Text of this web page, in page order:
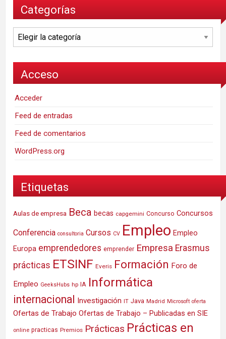
Categorías
Categorías
Acceso
Acceder
Feed de entradas
Feed de comentarios
WordPress.org
Etiquetas
Aulas de empresa Beca becas capgemini Concurso Concursos
Conferencia consultoria Cursos CV Empleo Empleo
Europa emprendedores emprender Empresa Erasmus
prácticas ETSINF Everis Formación Foro de
Empleo GeeksHubs hp IA Informática
internacional Investigación IT Java Madrid Microsoft oferta
Ofertas de Trabajo Ofertas de Trabajo – Publicadas en SIE
online practicas Premios Prácticas Prácticas en